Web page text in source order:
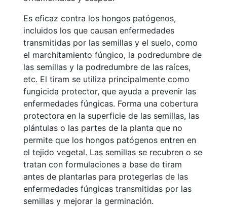
Es eficaz contra los hongos patógenos,
incluidos los que causan enfermedades
transmitidas por las semillas y el suelo, como
el marchitamiento fúngico, la podredumbre de
las semillas y la podredumbre de las raíces,
etc. El tiram se utiliza principalmente como
fungicida protector, que ayuda a prevenir las
enfermedades fúngicas. Forma una cobertura
protectora en la superficie de las semillas, las
plántulas o las partes de la planta que no
permite que los hongos patógenos entren en
el tejido vegetal. Las semillas se recubren o se
tratan con formulaciones a base de tiram
antes de plantarlas para protegerlas de las
enfermedades fúngicas transmitidas por las
semillas y mejorar la germinación.